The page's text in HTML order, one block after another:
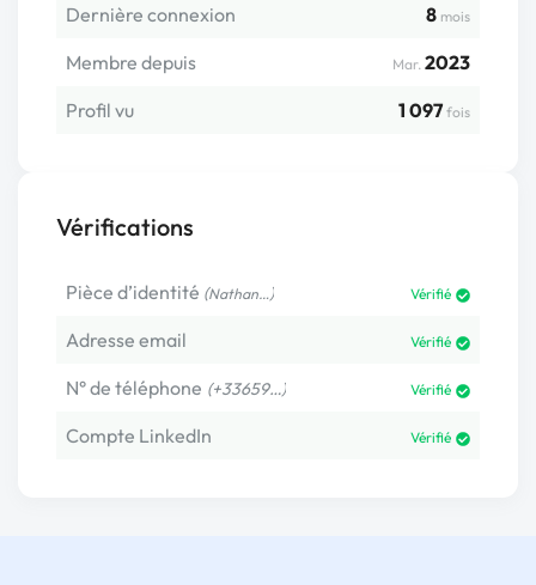
Dernière connexion 8 mois
Membre depuis Mar. 2023
Profil vu
1 097 fois
Vérifications
Pièce d’identité (Nathan…) Vérifié
Adresse email Vérifié
N° de téléphone (+33659…) Vérifié
Compte LinkedIn Vérifié